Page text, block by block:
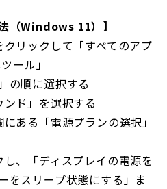
（Windows 11）】
リックして「すべてのアプ
ール」
の順に選択する
ド」を選択する
ある「電源プランの選択」
、「ディスプレイの電源を
をスリープ状態にする」ま